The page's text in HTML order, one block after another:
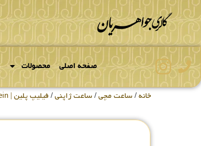
صفحه اصلی محصولات
خانه/ساعت مچی/ساعت ژاپنی/فیلیپ پلین | philipp plein